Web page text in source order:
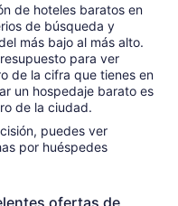
de hoteles baratos en
de búsqueda y
más bajo al más alto.
para ver
de la cifra que tienes en
un hospedaje barato es
de la ciudad.
puedes ver
por huéspedes
ofertas de